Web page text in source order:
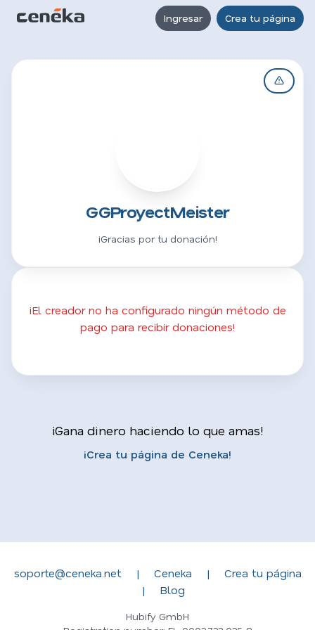
Ingresar Crea tu página
GGProyectMeister
¡Gracias por tu donación!
¡El creador no ha configurado ningún método de
pago para recibir donaciones!
¡Gana dinero haciendo lo que amas!
¡Crea tu página de Ceneka!
soporte@ceneka.net | Ceneka |
Crea tu página
|
Blog
Hubify GmbH